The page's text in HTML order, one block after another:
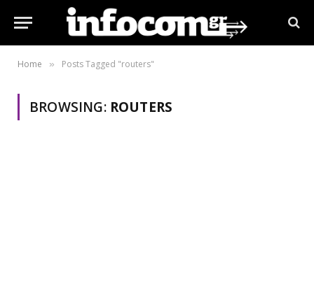
Home » Posts Tagged "routers"
BROWSING: ROUTERS